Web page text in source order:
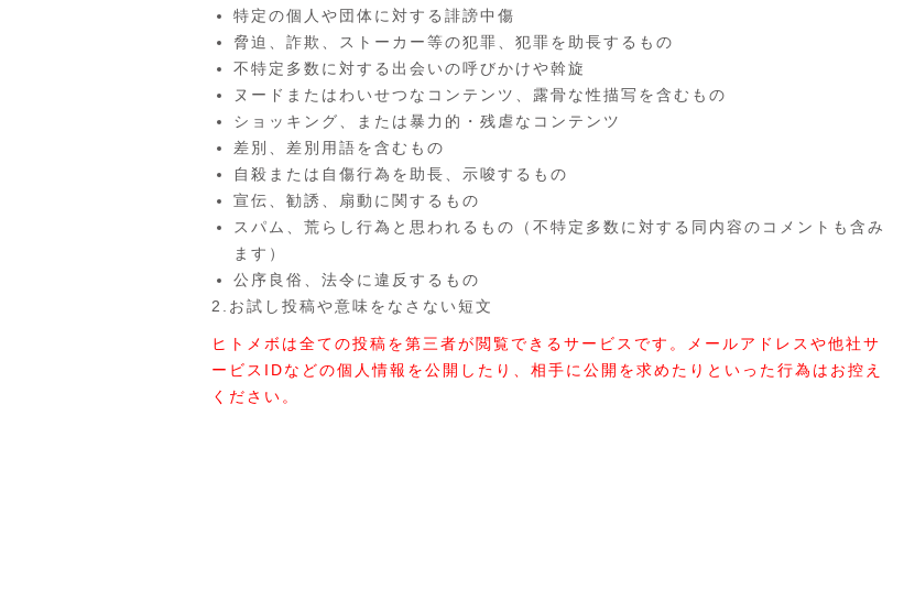
特定の個人や団体に対する誹謗中傷
脅迫、詐欺、ストーカー等の犯罪、犯罪を助長するもの
不特定多数に対する出会いの呼びかけや斡旋
ヌードまたはわいせつなコンテンツ、露骨な性描写を含むもの
ショッキング、または暴力的・残虐なコンテンツ
差別、差別用語を含むもの
自殺または自傷行為を助長、示唆するもの
宣伝、勧誘、扇動に関するもの
スパム、荒らし行為と思われるもの（不特定多数に対する同内容のコメントも含み
ます）
公序良俗、法令に違反するもの
2.お試し投稿や意味をなさない短文
ヒトメボは全ての投稿を第三者が閲覧できるサービスです。メールアドレスや他社サ
ービスIDなどの個人情報を公開したり、相手に公開を求めたりといった行為はお控え
ください。